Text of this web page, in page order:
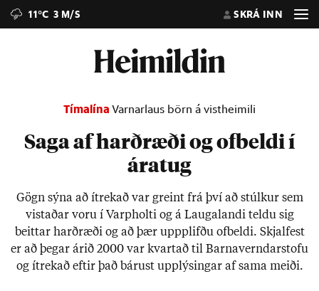
11°C 3 M/S SKRÁ INN
Tímalína Varnarlaus börn á vistheimili
Saga af harðræði og ofbeldi í
áratug
Gögn sýna að ít­rek­að var greint frá því að stúlk­ur sem
vist­að­ar voru í Varp­holti og á Laugalandi teldu sig
beitt­ar harð­ræði og að þær uppp­lifðu of­beldi. Skjalfest
er að þeg­ar ár­ið 2000 var kvart­að til Barna­vernd­ar­stofu
og ít­rek­að eft­ir það bár­ust upp­lýs­ing­ar af sama meiði.